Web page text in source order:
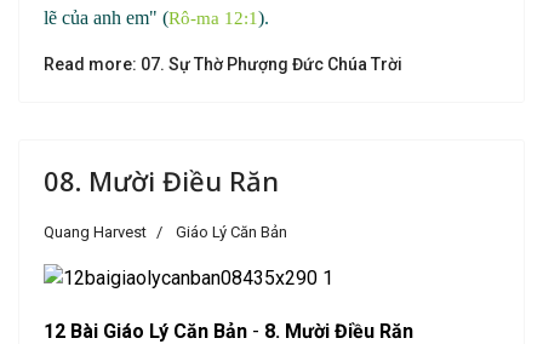
lẽ của anh em" (Rô-ma 12:1).
Read more: 07. Sự Thờ Phượng Đức Chúa Trời
08. Mười Điều Răn
Quang Harvest Giáo Lý Căn Bản
12 Bài Giáo Lý Căn Bản - 8. Mười Điều Răn